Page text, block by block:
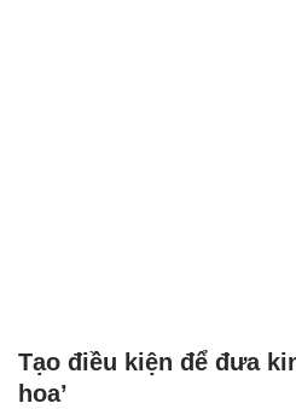
Tạo điều kiện để đưa
hoa’